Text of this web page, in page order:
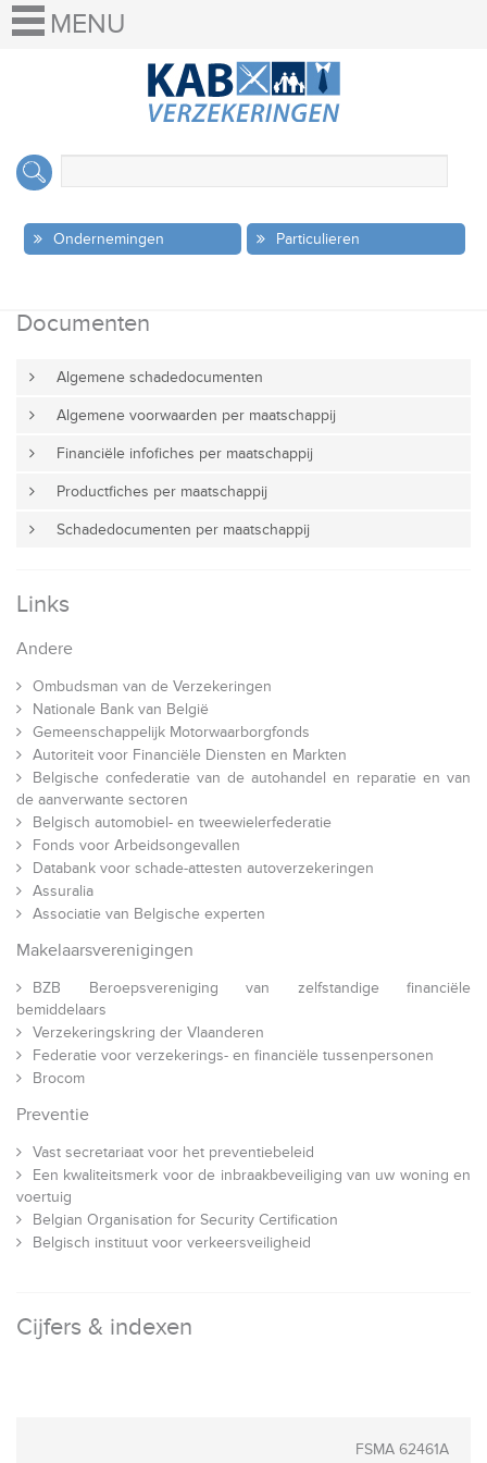
Particulieren
Ondernemingen
Documenten
Algemene schadedocumenten
Algemene voorwaarden per maatschappij
Financiële infofiches per maatschappij
Productfiches per maatschappij
Schadedocumenten per maatschappij
Links
Andere
Ombudsman van de Verzekeringen
Nationale Bank van België
Gemeenschappelijk Motorwaarborgfonds
Autoriteit voor Financiële Diensten en Markten
Belgische confederatie van de autohandel en reparatie en van
de aanverwante sectoren
Belgisch automobiel- en tweewielerfederatie
Fonds voor Arbeidsongevallen
Databank voor schade-attesten autoverzekeringen
Assuralia
Associatie van Belgische experten
Makelaarsverenigingen
BZB Beroepsvereniging van zelfstandige financiële
bemiddelaars
Verzekeringskring der Vlaanderen
Federatie voor verzekerings- en financiële tussenpersonen
Brocom
Preventie
Vast secretariaat voor het preventiebeleid
Een kwaliteitsmerk voor de inbraakbeveiliging van uw woning en
voertuig
Belgian Organisation for Security Certification
Belgisch instituut voor verkeersveiligheid
Cijfers & indexen
FSMA 62461A